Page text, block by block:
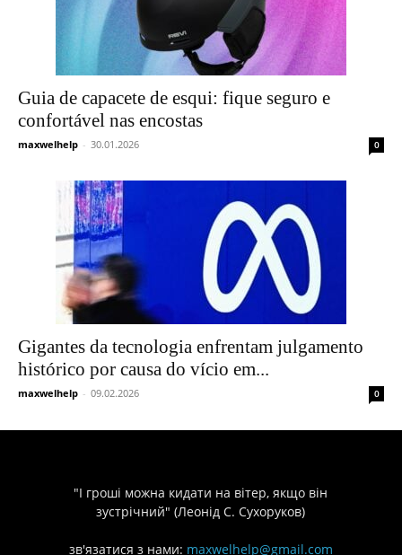
Guia de capacete de esqui: fique seguro e
confortável nas encostas
maxwelhelp - 30.01.2026 0
Gigantes da tecnologia enfrentam julgamento
histórico por causa do vício em...
maxwelhelp - 09.02.2026 0
"І гроші можна кидати на вітер, якщо він
зустрічний" (Леонід С. Сухоруков)
зв'язатися з нами: maxwelhelp@gmail.com